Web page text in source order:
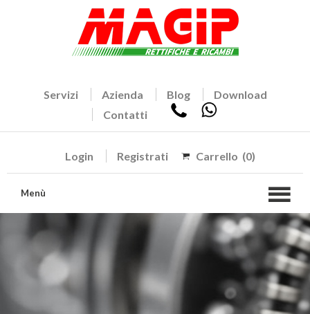
Servizi Azienda Blog
Download
Contatti
Login Registrati Carrello (0)
Menù